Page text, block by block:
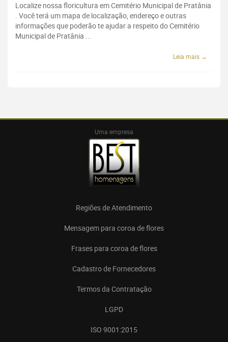
Localize nossa floricultura em Cemitério Municipal de Pratânia
. Você terá um mapa de localização, endereço e outras
informações que poderão te ajudar a respeito do Cemitério
Municipal de Pratânia ...
Leia mais →
Uma empresa
Regiões de Atendimento
Mensagem para coroa de flores
Frases para coroa de flores
Cadastro de Fornecedores
Termos da Contratação
LGPD
ISO 9001:2015